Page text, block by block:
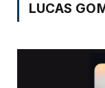
LUCAS